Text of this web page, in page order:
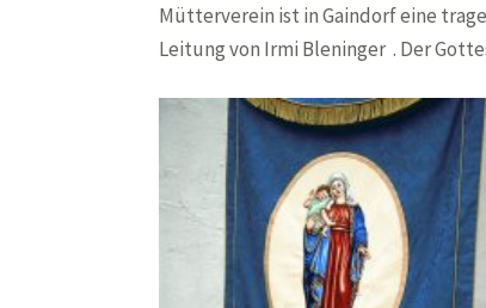
Mütterverein ist in Gaindorf eine
Leitung von Irmi Bleninger . Der